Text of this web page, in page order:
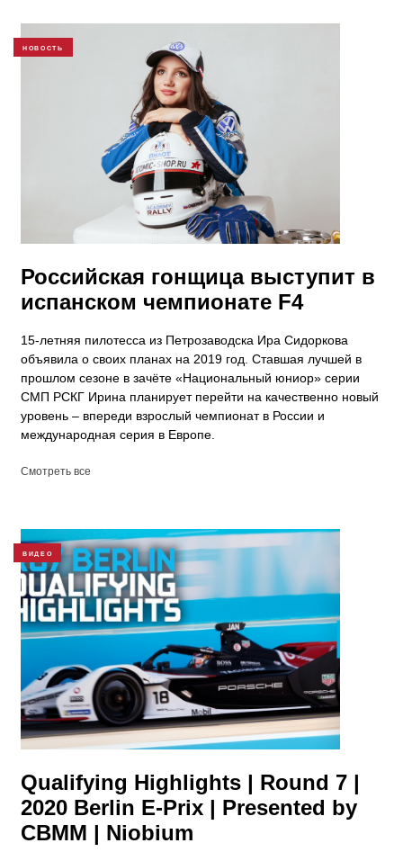
НОВОСТЬ
Российская гонщица выступит в
испанском чемпионате F4
15-летняя пилотесса из Петрозаводска Ира Сидоркова
объявила о своих планах на 2019 год. Ставшая лучшей в
прошлом сезоне в зачёте «Национальный юниор» серии
СМП РСКГ Ирина планирует перейти на качественно новый
уровень – впереди взрослый чемпионат в России и
международная серия в Европе.
Смотреть все
ВИДЕО
Qualifying Highlights | Round 7 |
2020 Berlin E-Prix | Presented by
CBMM | Niobium